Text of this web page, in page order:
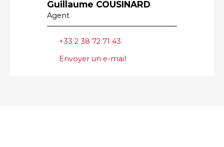
Guillaume COUSINARD
Agent
+33 2 38 72 71 43
Envoyer un e-mail